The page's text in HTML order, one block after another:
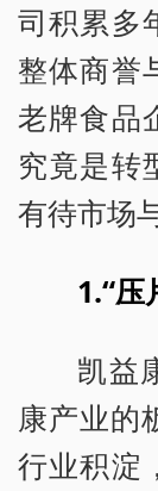
司积累多
整体商誉
老牌食品
究竟是转
有待市场
1.“压
凯益
康产业的
行业积淀